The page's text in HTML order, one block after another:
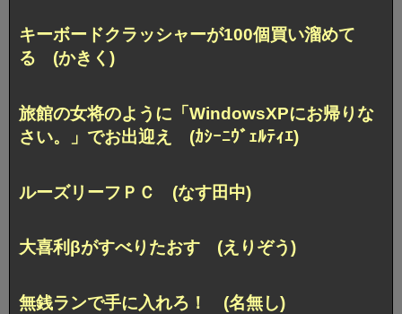
キーボードクラッシャーが100個買い溜めて
る (かきく)
旅館の女将のように 「WindowsXPにお帰りな
さい。」でお出迎え (ｶｼｰﾆｳﾞｪﾙﾃｨｴ)
ルーズリーフＰＣ (なす田中)
大喜利βがすべりたおす (えりぞう)
無銭ランで手に入れろ！ (名無し)